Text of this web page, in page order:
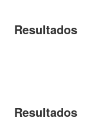
Resultados
Resultados